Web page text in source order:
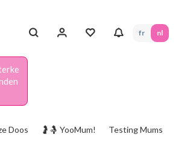
fr nl
Doos 🤰🤱 YooMum! Testing Mums